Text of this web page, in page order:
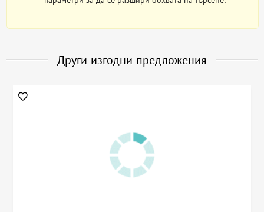
Други изгодни предложения